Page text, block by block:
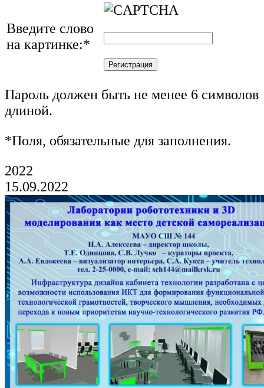
Введите слово
на картинке:*
Пароль должен быть не менее 6 символов
длиной.
*Поля, обязательные для заполнения.
2022
15.09.2022